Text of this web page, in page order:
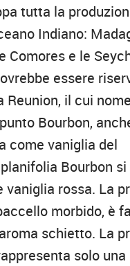
tutta la
Indiano:
Comores e le
essere
Reunion, il cui nome
Bourbon,
come vaniglia del
Bourbon
vaniglia rossa. La
morbido, è
schietto. La
solo